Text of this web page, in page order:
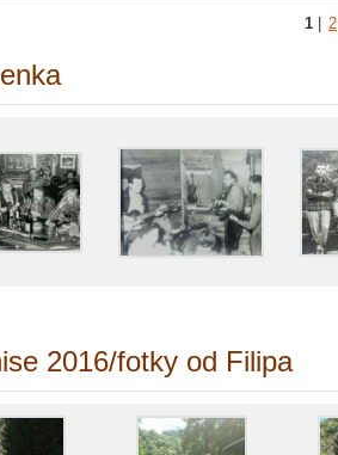
1 2
2016/fotky od Filipa